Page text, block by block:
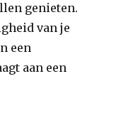
genieten.
van je
een
aan een